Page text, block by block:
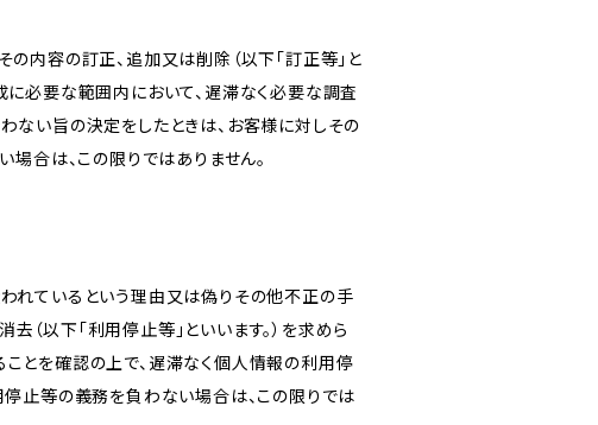
内容の訂正、追加又は削除（以下「訂正等」と
に必要な範囲内において、遅滞なく必要な調査
ない旨の決定をしたときは、お客様に対しその
場合は、この限りではありません。
れているという理由又は偽りその他不正の手
以下「利用停止等」といいます。）を求めら
とを確認の上で、遅滞なく個人情報の利用停
停止等の義務を負わない場合は、この限りでは